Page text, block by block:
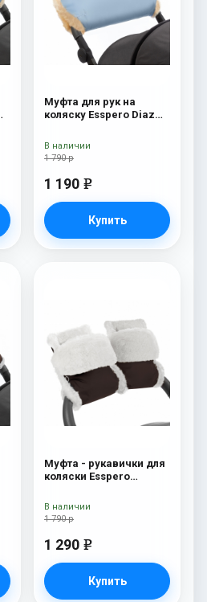
Муфта для рук на
коляску Esspero Diaz
Blue Mountain
1 790 р
1 190 e
Купить
В наличии
Муфта - рукавички для
коляски Esspero
1 790 р
1 290 e
Купить
В наличии